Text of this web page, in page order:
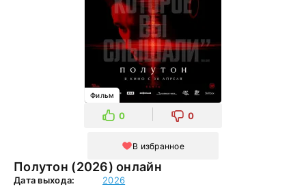
Полутон (2026) онлайн
Фильм
0 0
В избранное
Дата выхода:
2026